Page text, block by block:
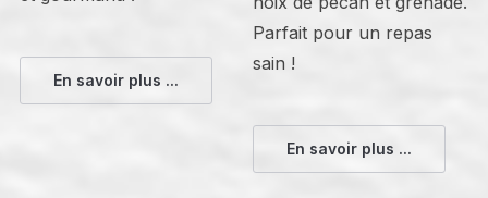
En savoir plus ...
Parfait pour un repas
sain !
En savoir plus ...